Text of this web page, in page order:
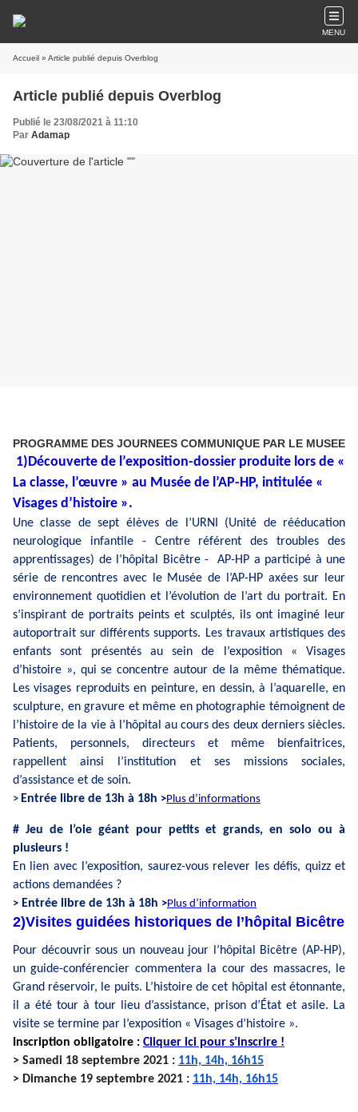
MENU
Accueil » Article publié depuis Overblog
Article publié depuis Overblog
Publié le 23/08/2021 à 11:10
Par Adamap
PROGRAMME DES JOURNEES COMMUNIQUE PAR LE MUSEE
1)Découverte de l’exposition-dossier produite lors de «
La classe, l’œuvre » au Musée de l’AP-HP, intitulée «
Visages d’histoire ».
Une classe de sept élèves de l’URNI (Unité de rééducation
neurologique infantile - Centre référent des troubles des
apprentissages) de l’hôpital Bicêtre - AP-HP a participé à une
série de rencontres avec le Musée de l’AP-HP axées sur leur
environnement quotidien et l’évolution de l’art du portrait. En
s’inspirant de portraits peints et sculptés, ils ont imaginé leur
autoportrait sur différents supports. Les travaux artistiques des
enfants sont présentés au sein de l’exposition « Visages
d’histoire », qui se concentre autour de la même thématique.
Les visages reproduits en peinture, en dessin, à l’aquarelle, en
sculpture, en gravure et même en photographie témoignent de
l’histoire de la vie à l’hôpital au cours des deux derniers siècles.
Patients, personnels, directeurs et même bienfaitrices,
rappellent ainsi l’institution et ses missions sociales,
d’assistance et de soin.
> Entrée libre de 13h à 18h >Plus d’informations
# Jeu de l’oie géant pour petits et grands, en solo ou à
plusieurs !
En lien avec l’exposition, saurez-vous relever les défis, quizz et
actions demandées ?
> Entrée libre de 13h à 18h >Plus d’information
2)Visites guidées historiques de l’hôpital Bicêtre
Pour découvrir sous un nouveau jour l’hôpital Bicêtre (AP-HP),
un guide-conférencier commentera la cour des massacres, le
Grand réservoir, le puits. L’histoire de cet hôpital est étonnante,
il a été tour à tour lieu d’assistance, prison d’État et asile. La
visite se termine par l’exposition « Visages d’histoire ».
Inscription obligatoire : Cliquer ici pour s’inscrire !
> Samedi 18 septembre 2021 : 11h, 14h, 16h15
> Dimanche 19 septembre 2021 : 11h, 14h, 16h15